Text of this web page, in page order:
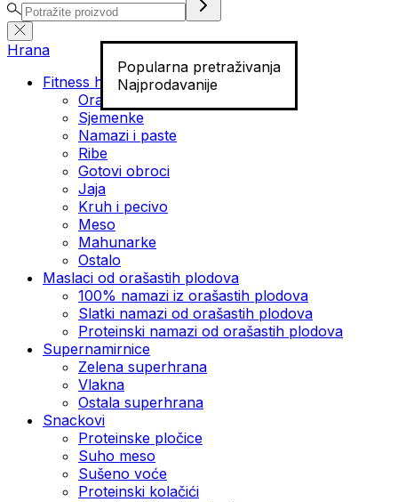
Popularna pretraživanja
Najprodavanije
Hrana
Fitness hrana
Orašasti plodovi
Sjemenke
Namazi i paste
Ribe
Gotovi obroci
Jaja
Kruh i pecivo
Meso
Mahunarke
Ostalo
Maslaci od orašastih plodova
100% namazi iz orašastih plodova
Slatki namazi od orašastih plodova
Proteinski namazi od orašastih plodova
Supernamirnice
Zelena superhrana
Vlakna
Ostala superhrana
Snackovi
Proteinske pločice
Suho meso
Sušeno voće
Proteinski kolačići